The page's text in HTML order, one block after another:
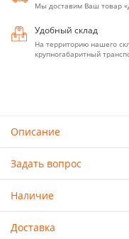
Мы доставим Ваш товар
Удобный склад
На территорию нашего
крупногабаритный
Описание
Задать вопрос
Наличие
Доставка